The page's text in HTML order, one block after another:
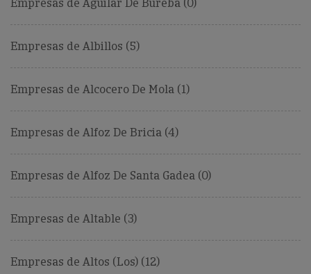
Empresas de Aguilar De Bureba (0)
Empresas de Albillos (5)
Empresas de Alcocero De Mola (1)
Empresas de Alfoz De Bricia (4)
Empresas de Alfoz De Santa Gadea (0)
Empresas de Altable (3)
Empresas de Altos (Los) (12)